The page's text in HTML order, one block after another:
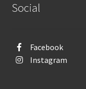
Social
Facebook
Instagram